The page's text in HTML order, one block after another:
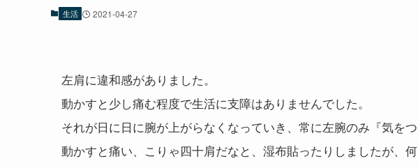
生活 2021-04-27
左肩に違和感がありました。
動かすと少し痛む程度で生活に支障はありませんでした。
それが日に日に腕が上がらなくなっていき、常に左腕のみ『気をつ
動かすと痛い、こりゃ四十肩だなと、湿布貼ったりしましたが、